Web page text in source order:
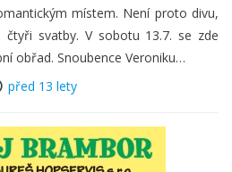
místem. Není proto divu,
svatby. V sobotu 13.7. se zde
obřad. Snoubence Veroniku…
před 13 lety